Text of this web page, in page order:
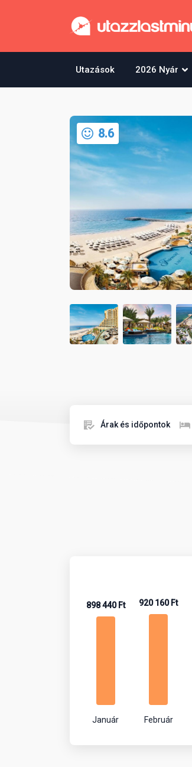
Utazások 2026 Nyár
8.6
Árak és időpontok
898 440 Ft
Január
920 160 Ft
Február